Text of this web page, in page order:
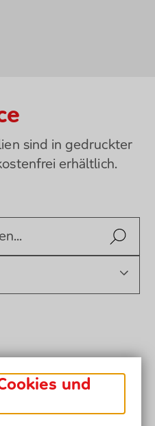
sind in gedruckter
erhältlich.
und